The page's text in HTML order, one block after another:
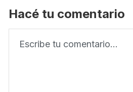
Hacé tu comentario